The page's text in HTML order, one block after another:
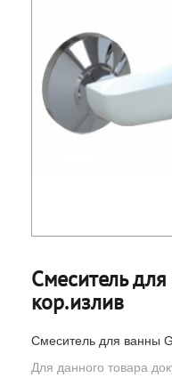
Смеситель
кор.излив
Смеситель для ванны
Для данного товара